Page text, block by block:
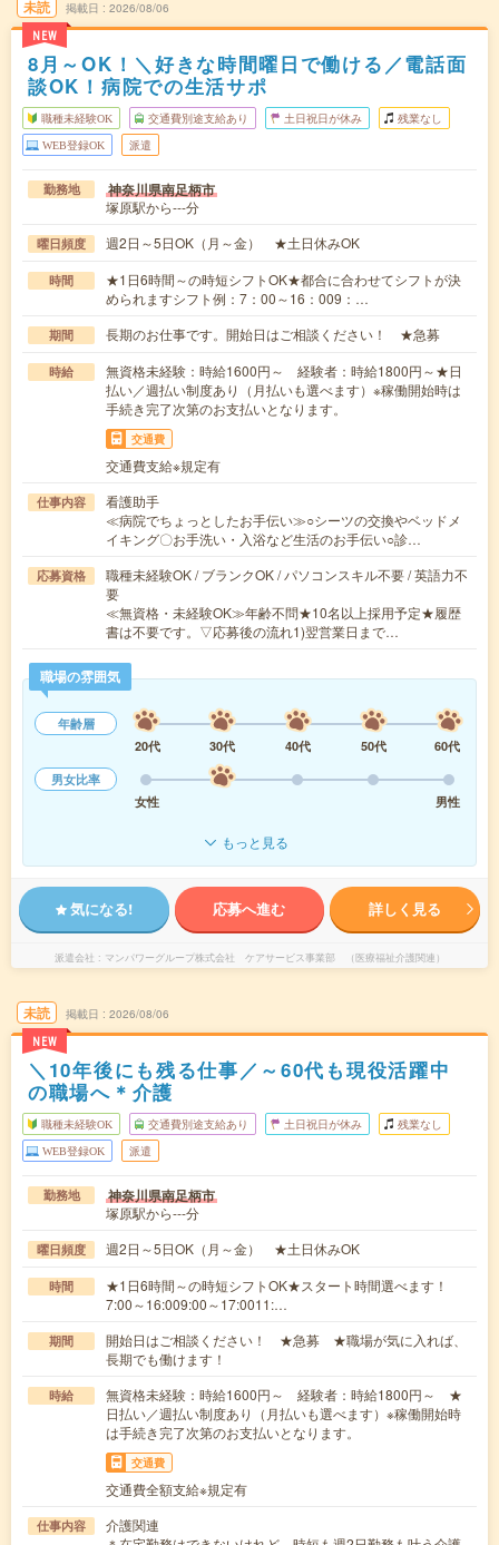
未読
NEW
掲載日 2026/08/06
8月～OK！＼好きな時間曜日で働ける／電話面
談OK！病院での生活サポ
職種未経験OK 交通費別途支給あり 土日祝日が休み 残業なし
WEB登録OK 派遣
勤務地 神奈川県南足柄市
塚原駅から---分
曜日頻度 週2日～5日OK（月～金） ★土日休みOK
時間
★1日6時間～の時短シフトOK★都合に合わせてシフトが決
められますシフト例：7：00～16：009：…
期間 長期のお仕事です。開始日はご相談ください！ ★急募
時給
無資格未経験：時給1600円～ 経験者：時給1800円～★日
払い／週払い制度あり（月払いも選べます）※稼働開始時は
手続き完了次第のお支払いとなります。
交通費
交通費支給※規定有
仕事内容
看護助手
≪病院でちょっとしたお手伝い≫○シーツの交換やベッドメ
イキング〇お手洗い・入浴など生活のお手伝い○診…
応募資格
職種未経験OK / ブランクOK / パソコンスキル不要 / 英語力不
要
≪無資格・未経験OK≫年齢不問★10名以上採用予定★履歴
書は不要です。▽応募後の流れ1)翌営業日まで…
職場の雰囲気
年齢層
20代
30代 40代 50代
60代
男女比率
女性
男性
もっと見る
気になる! 応募へ進む 詳しく見る
派遣会社 マンパワーグループ株式会社 ケアサービス事業部 （医療福祉介護関連）
未読
NEW
掲載日 2026/08/06
＼10年後にも残る仕事／～60代も現役活躍中
の職場へ＊介護
職種未経験OK 交通費別途支給あり 土日祝日が休み 残業なし
WEB登録OK 派遣
勤務地 神奈川県南足柄市
塚原駅から---分
曜日頻度 週2日～5日OK（月～金） ★土日休みOK
時間
★1日6時間～の時短シフトOK★スタート時間選べます！
7:00～16:009:00～17:0011:…
期間
開始日はご相談ください！ ★急募 ★職場が気に入れば、
長期でも働けます！
時給
無資格未経験：時給1600円～ 経験者：時給1800円～ ★
日払い／週払い制度あり（月払いも選べます）※稼働開始時
は手続き完了次第のお支払いとなります。
交通費
交通費全額支給※規定有
仕事内容
介護関連